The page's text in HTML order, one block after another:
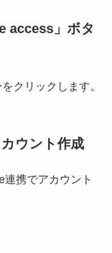
access」ボタ
クリックします。
ウント作成
連携でアカウント